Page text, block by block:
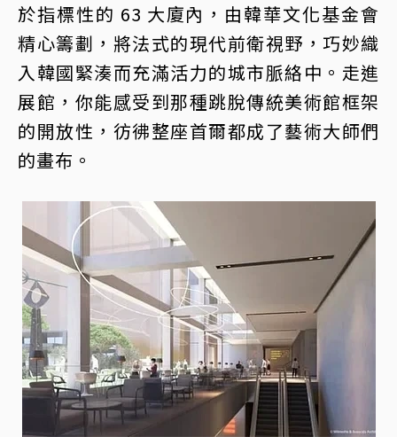
於指標性的 63 大廈內，由韓華文化基金會
精心籌劃，將法式的現代前衛視野，巧妙織
入韓國緊湊而充滿活力的城市脈絡中。走進
展館，你能感受到那種跳脫傳統美術館框架
的開放性，彷彿整座首爾都成了藝術大師們
的畫布。